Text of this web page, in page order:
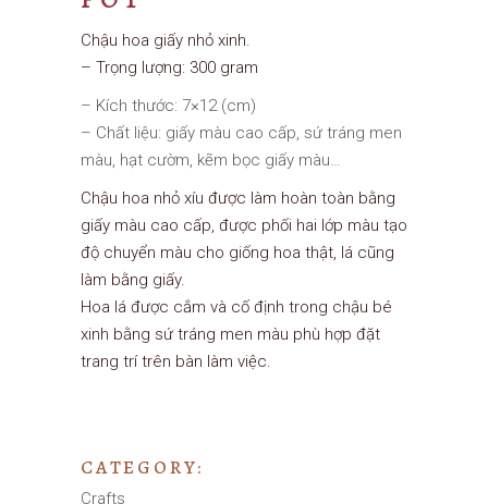
Chậu hoa giấy nhỏ xinh.
– Trọng lượng: 300 gram
– Kích thước: 7×12 (cm)
– Chất liệu: giấy màu cao cấp, sứ tráng men
màu, hạt cườm, kẽm bọc giấy màu…
Chậu hoa nhỏ xíu được làm hoàn toàn bằng
giấy màu cao cấp, được phối hai lớp màu tạo
độ chuyển màu cho giống hoa thật, lá cũng
làm bằng giấy.
Hoa lá được cắm và cố định trong chậu bé
xinh bằng sứ tráng men màu phù hợp đặt
trang trí trên bàn làm việc.
CATEGORY:
Crafts